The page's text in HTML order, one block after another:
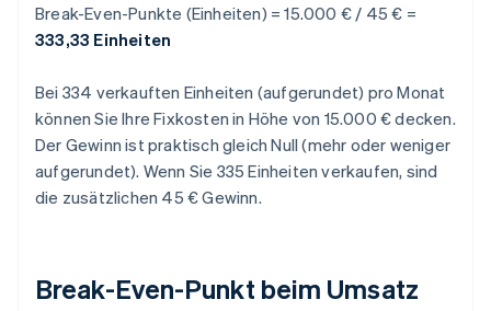
Break-Even-Punkte (Einheiten) = 15.000 € / 45 € =
333,33 Einheiten
Bei 334 verkauften Einheiten (aufgerundet) pro Monat
können Sie Ihre Fixkosten in Höhe von 15.000 € decken.
Der Gewinn ist praktisch gleich Null (mehr oder weniger
aufgerundet). Wenn Sie 335 Einheiten verkaufen, sind
die zusätzlichen 45 € Gewinn.
Break-Even-Punkt beim Umsatz